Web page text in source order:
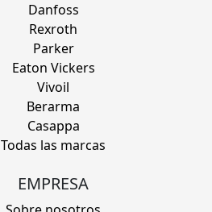
Danfoss
Rexroth
Parker
Eaton Vickers
Vivoil
Berarma
Casappa
Todas las marcas
EMPRESA